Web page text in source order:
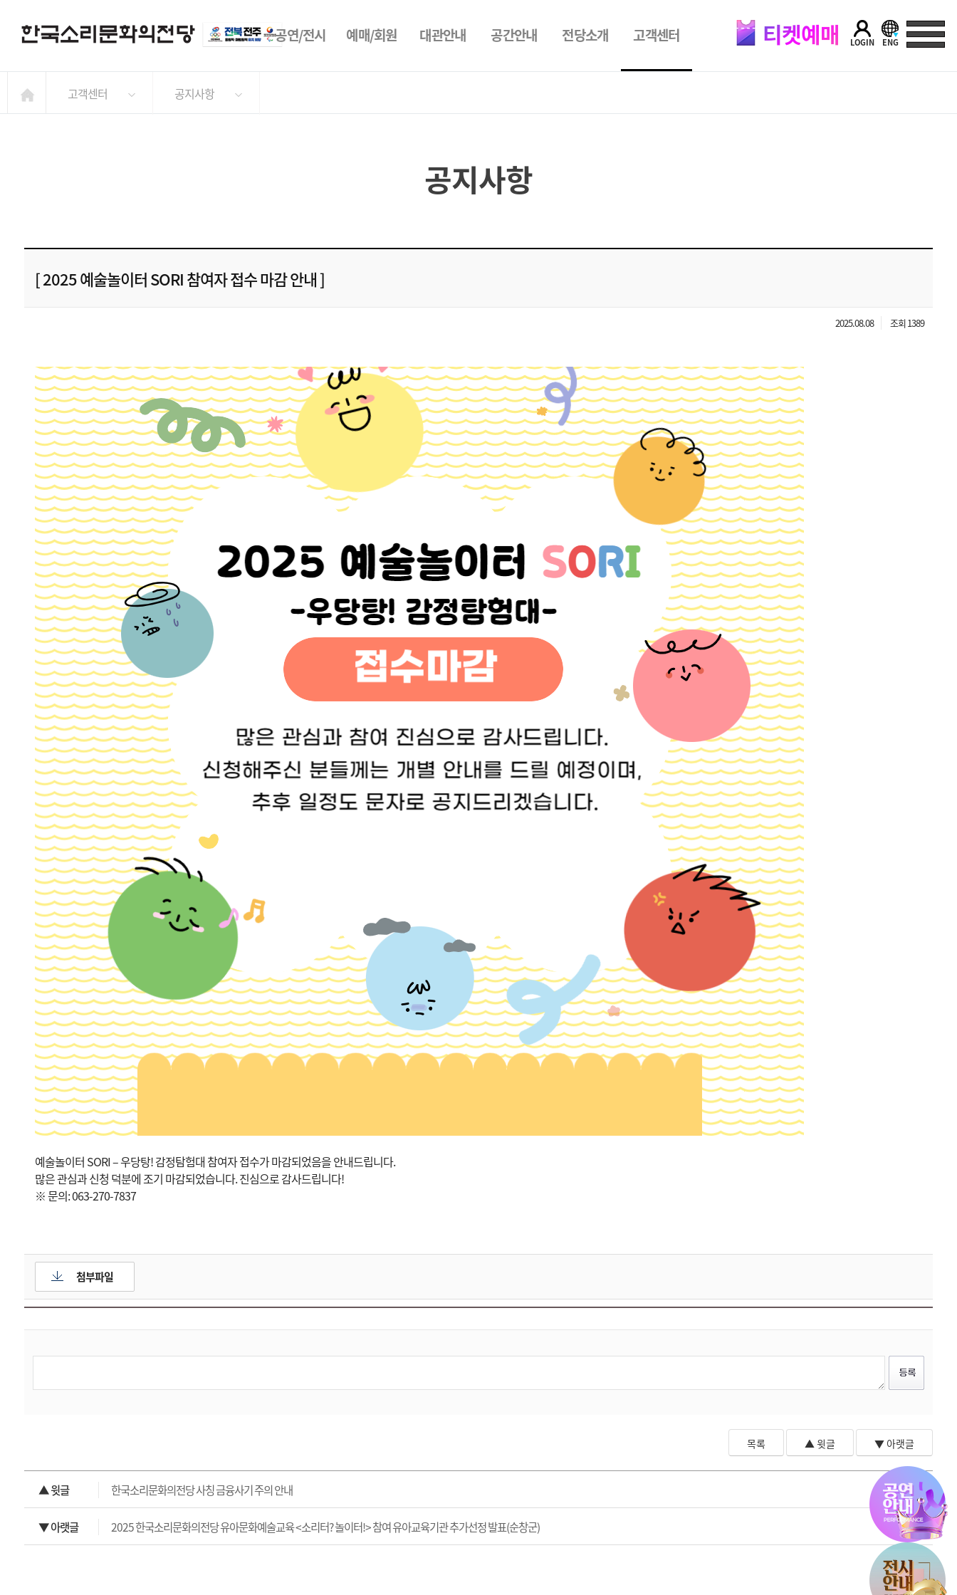
공연/전시 예매/회원 대관안내 공간안내 전당소개 고객센터 티켓예매 LOGIN ENG
고객센터 공지사항
공지사항
[ 2025 예술놀이터 SORI 참여자 접수 마감 안내 ]
2025.08.08 조회 1389
예술놀이터 SORI – 우당탕! 감정탐험대 참여자 접수가 마감되었음을 안내드립니다.
많은 관심과 신청 덕분에 조기 마감되었습니다. 진심으로 감사드립니다!
※ 문의: 063-270-7837
첨부파일
목록 ▲ 윗글 ▼ 아랫글
▲ 윗글 한국소리문화의전당 사칭 금융사기 주의 안내
▼ 아랫글 2025 한국소리문화의전당 유아문화예술교육 <소리터? 놀이터!> 참여 유아교육기관 추가선정 발표(순창군)